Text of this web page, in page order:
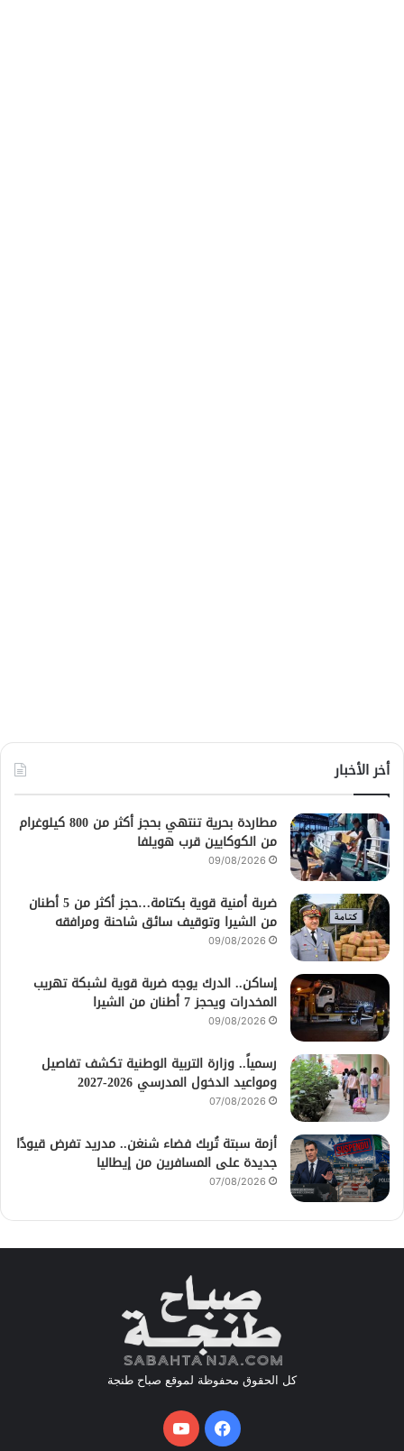
أخر الأخبار
مطاردة بحرية تنتهي بحجز أكثر من 800 كيلوغرام
من الكوكايين قرب هويلفا
09/08/2026
ضربة أمنية قوية بكتامة…حجز أكثر من 5 أطنان
من الشيرا وتوقيف سائق شاحنة ومرافقه
09/08/2026
إساكن.. الدرك يوجه ضربة قوية لشبكة تهريب
المخدرات ويحجز 7 أطنان من الشيرا
09/08/2026
رسمياً.. وزارة التربية الوطنية تكشف تفاصيل
ومواعيد الدخول المدرسي 2026-2027
07/08/2026
أزمة سبتة تُربك فضاء شنغن.. مدريد تفرض قيودًا
جديدة على المسافرين من إيطاليا
07/08/2026
كل الحقوق محفوظة لموقع صباح طنجة
فيسبوكيوتيوب